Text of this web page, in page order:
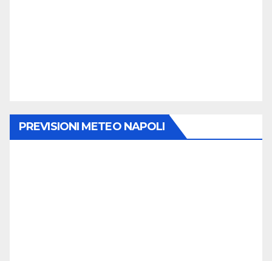
PREVISIONI METEO NAPOLI